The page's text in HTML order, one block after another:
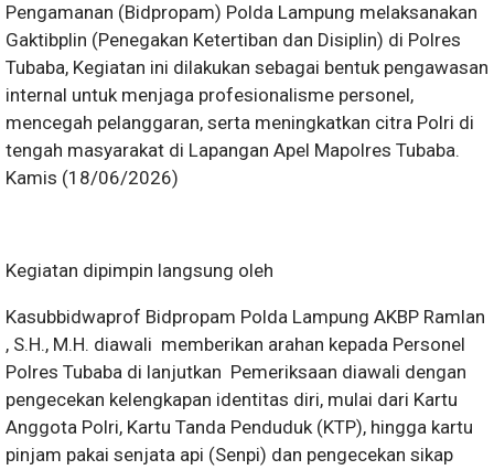
Pengamanan (Bidpropam) Polda Lampung melaksanakan
Gaktibplin (Penegakan Ketertiban dan Disiplin) di Polres
Tubaba, Kegiatan ini dilakukan sebagai bentuk pengawasan
internal untuk menjaga profesionalisme personel,
mencegah pelanggaran, serta meningkatkan citra Polri di
tengah masyarakat di Lapangan Apel Mapolres Tubaba.
Kamis (18/06/2026)
Kegiatan dipimpin langsung oleh
Kasubbidwaprof Bidpropam Polda Lampung AKBP Ramlan
, S.H., M.H. diawali memberikan arahan kepada Personel
Polres Tubaba di lanjutkan Pemeriksaan diawali dengan
pengecekan kelengkapan identitas diri, mulai dari Kartu
Anggota Polri, Kartu Tanda Penduduk (KTP), hingga kartu
pinjam pakai senjata api (Senpi) dan pengecekan sikap